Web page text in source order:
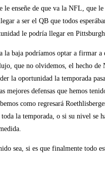
le enseñe de que va la NFL, que le
a ser el QB que todos
le podría llegar en
la baja podríamos optar a firmar a
que no olvidemos, el hecho de
la oportunidad la temporada
mejores defensas que hemos
como regresará
la temporada, o si su nivel se
sea, si es que finalmente todo